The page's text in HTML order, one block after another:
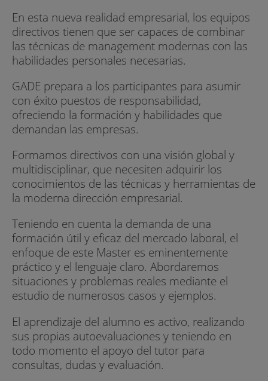
En esta nueva realidad empresarial, los equipos
directivos tienen que ser capaces de combinar
las técnicas de management modernas con las
habilidades personales necesarias.
GADE prepara a los participantes para asumir
con éxito puestos de responsabilidad,
ofreciendo la formación y habilidades que
demandan las empresas.
Formamos directivos con una visión global y
multidisciplinar, que necesiten adquirir los
conocimientos de las técnicas y herramientas de
la moderna dirección empresarial.
Teniendo en cuenta la demanda de una
formación útil y eficaz del mercado laboral, el
enfoque de este Master es eminentemente
práctico y el lenguaje claro. Abordaremos
situaciones y problemas reales mediante el
estudio de numerosos casos y ejemplos.
El aprendizaje del alumno es activo, realizando
sus propias autoevaluaciones y teniendo en
todo momento el apoyo del tutor para
consultas, dudas y evaluación.